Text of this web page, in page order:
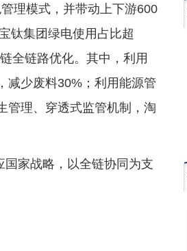
理模式，并带动上下游600
钛集团绿电使用占比超
全链路优化。其中，利用
减少废料30%；利用能源管
管理、穿透式监管机制，淘
家战略，以全链协同为支